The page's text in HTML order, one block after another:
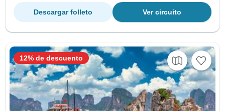
Ver circuito
Descargar folleto
12% de descuento